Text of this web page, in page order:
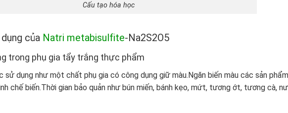
Cấu tạo hóa học
của Natri metabisulfite-Na2S2O5
trong phụ gia tẩy trắng thực phẩm
dụng như một chất phụ gia có công dụng giữ màu.Ngăn biến màu các sản phẩm
chế biến.Thời gian bảo quản như bún miến, bánh kẹo, mứt, tương ớt, tương cà,